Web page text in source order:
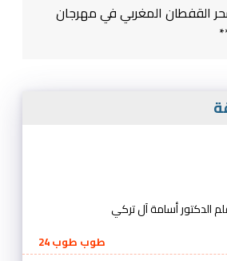
سحر القفطان المغربي في مهرجان
الدكتور أسامة آل تركي
طوب طوب 24